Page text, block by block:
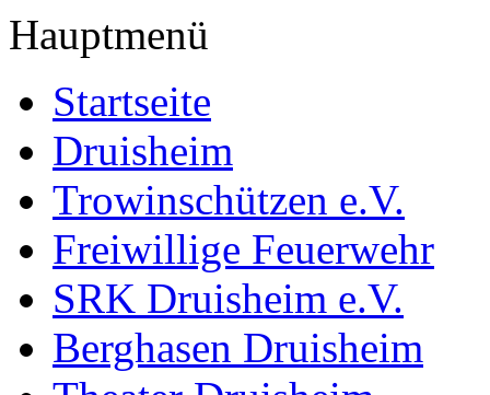
Hauptmenü
Startseite
Druisheim
Trowinschützen e.V.
Freiwillige Feuerwehr
SRK Druisheim e.V.
Berghasen Druisheim